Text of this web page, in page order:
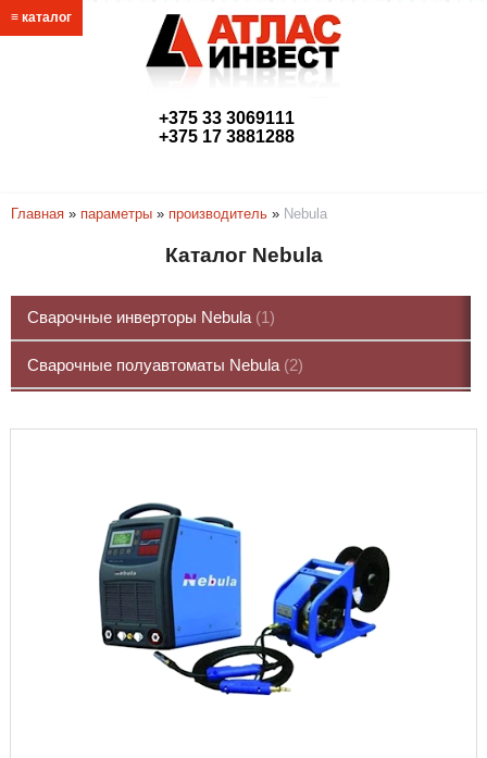
≡ каталог
+375 33 3069111
+375 17 3881288
Главная » параметры » производитель » Nebula
Каталог Nebula
Сварочные инверторы Nebula 1
Сварочные полуавтоматы Nebula 2